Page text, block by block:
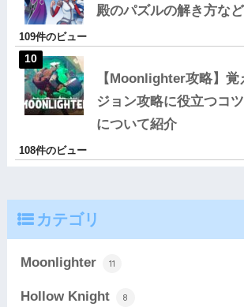
殿のパズルの解き方な
109件のビュー
【Moonlighter攻略】
ジョン攻略に役立つコ
について紹介
108件のビュー
カテゴリ
Moonlighter 11
Hollow Knight 8